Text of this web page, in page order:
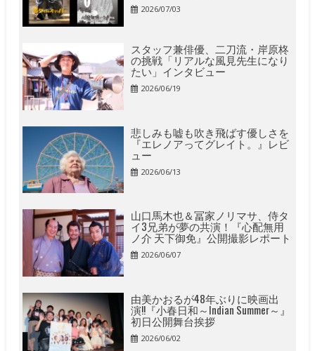
2026/07/03
スタッフ兼俳優、二刀流・岸原柊
の挑戦「リアルな風見先生になり
たい」インタビュー
2026/06/19
悲しみも嘘も吹き飛ばす優しさを
『エレノアってグレイト。』レビ
ュー
2026/06/13
山口馬木也＆冨家ノリマサ、侍タ
イ3兄弟が夢の共演！『心配無用
ノ介 天下御免』公開撮影レポート
2026/06/07
由美かおるが48年ぶりに映画出
演!!『小春日和～Indian Summer～』
初日公開舞台挨拶
2026/06/02